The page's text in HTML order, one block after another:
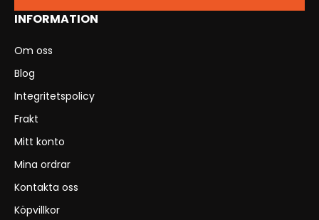
INFORMATION
Om oss
Blog
Integritetspolicy
Frakt
Mitt konto
Mina ordrar
Kontakta oss
Köpvillkor